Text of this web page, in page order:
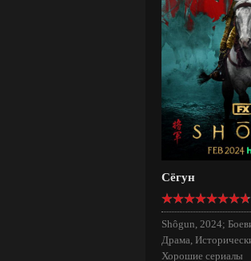
Сёгун
Shôgun, 2024;
Драма,
Хорошие сериалы